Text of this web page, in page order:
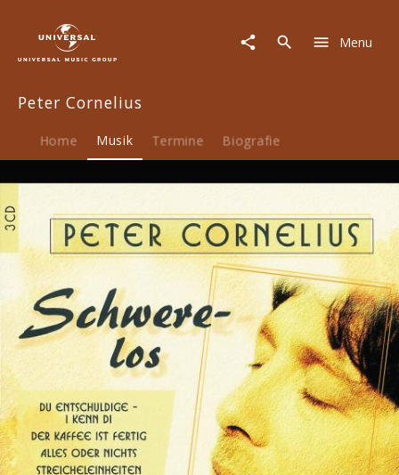
Cornelius
Musik
Schwerelos
Menu
Peter Cornelius
Home Musik Termine Biografie